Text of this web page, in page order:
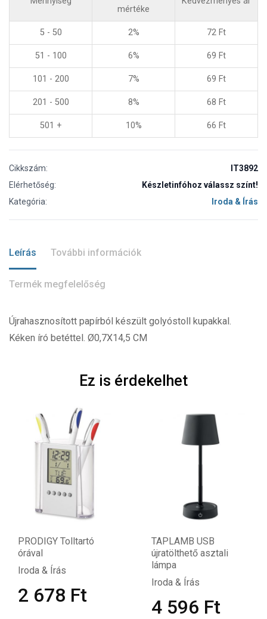
mértéke
5 - 50 2% 72 Ft
51 - 100 6% 69 Ft
101 - 200 7% 69 Ft
201 - 500 8% 68 Ft
501 + 10% 66 Ft
Cikkszám:
IT3892
Elérhetőség:
Készletinfóhoz válassz színt!
Kategória:
Iroda & Írás
Leírás További információk
Termék megfelelőség
Újrahasznosított papírból készült golyóstoll kupakkal.
Kéken író betéttel. Ø0,7X14,5 CM
Ez is érdekelhet
PRODIGY Tolltartó
órával
Iroda & Írás
2 678 Ft
TAPLAMB USB
újratölthető asztali
lámpa
Iroda & Írás
4 596 Ft